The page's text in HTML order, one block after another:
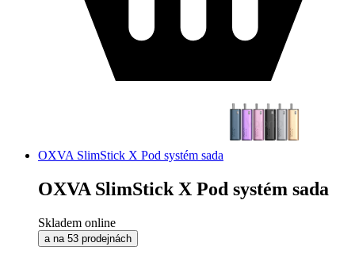
OXVA SlimStick X Pod systém sada
OXVA SlimStick X Pod systém sada
Skladem online
a na 53 prodejnách